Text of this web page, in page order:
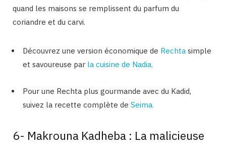
quand les maisons se remplissent du parfum du
coriandre et du carvi.
Découvrez une version économique de Rechta simple
et savoureuse par la cuisine de Nadia.
Pour une Rechta plus gourmande avec du Kadid,
suivez la recette complète de Seima.
6- Makrouna Kadheba : La malicieuse